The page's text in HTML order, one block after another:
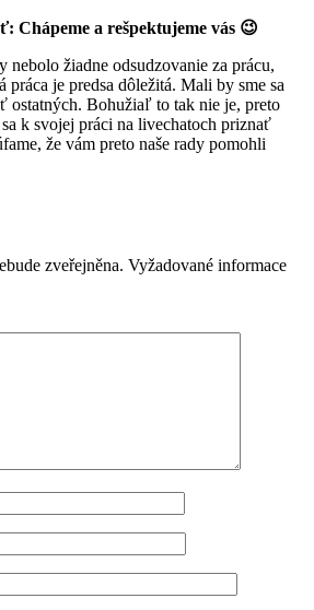
Chápeme a rešpektujeme vás 😉
nebolo žiadne odsudzovanie za prácu,
je predsa dôležitá. Mali by sme sa
ostatných. Bohužiaľ to tak nie je, preto
k svojej práci na livechatoch priznať
že vám preto naše rady pomohli
zveřejněna. Vyžadované informace